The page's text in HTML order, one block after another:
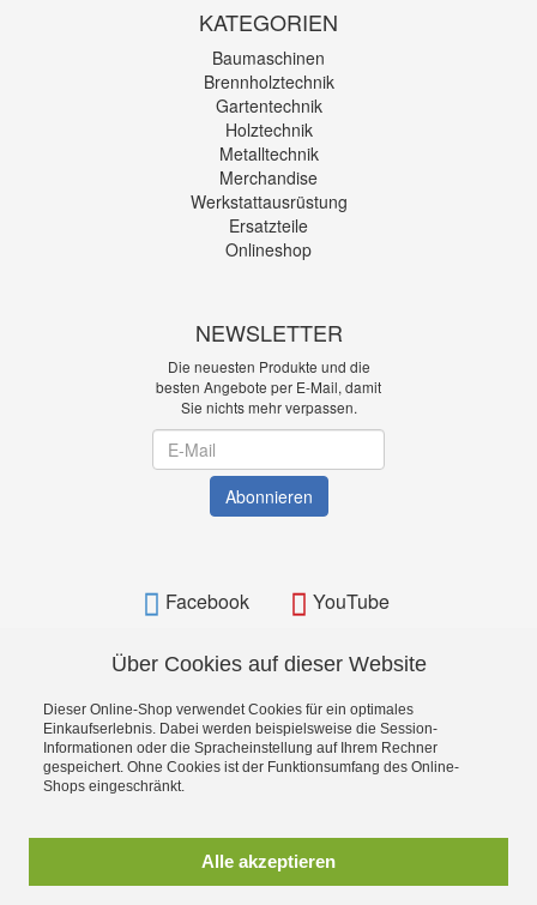
KATEGORIEN
Baumaschinen
Brennholztechnik
Gartentechnik
Holztechnik
Metalltechnik
Merchandise
Werkstattausrüstung
Ersatzteile
Onlineshop
NEWSLETTER
Die neuesten Produkte und die
besten Angebote per E-Mail, damit
Sie nichts mehr verpassen.
Abonnieren
Facebook YouTube
BAMATO - Bavarian Machine Tools Online Shop
Über Cookies auf dieser Website
Dieser Online-Shop verwendet Cookies für ein optimales
Einkaufserlebnis. Dabei werden beispielsweise die Session-
Informationen oder die Spracheinstellung auf Ihrem Rechner
gespeichert. Ohne Cookies ist der Funktionsumfang des Online-
Shops eingeschränkt.
Alle akzeptieren